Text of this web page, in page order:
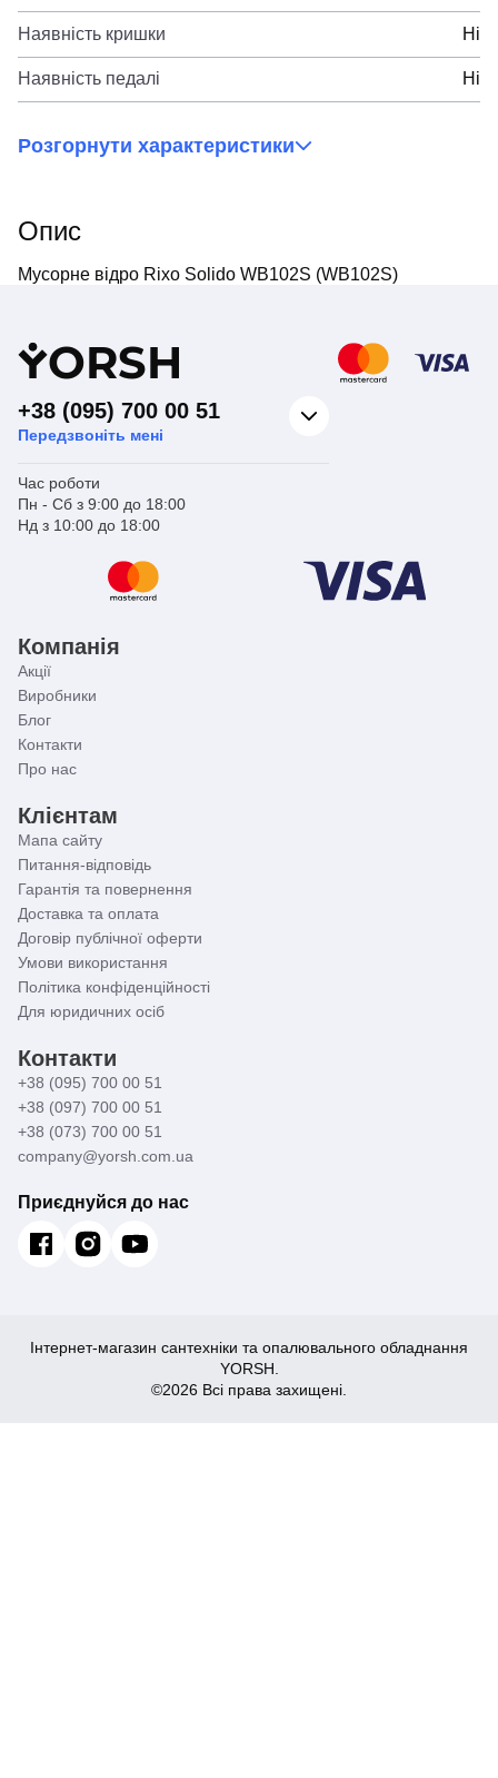
Наявність кришки Ні
Наявність педалі Ні
Розгорнути характеристики
Опис
Мусорне відро Rixo Solido WB102S (WB102S)
YORSH
+38 (095) 700 00 51
Передзвоніть мені
Час роботи
Пн - Сб з 9:00 до 18:00
Нд з 10:00 до 18:00
Компанія
Акції
Виробники
Блог
Контакти
Про нас
Клієнтам
Мапа сайту
Питання-відповідь
Гарантія та повернення
Доставка та оплата
Договір публічної оферти
Умови використання
Політика конфіденційності
Для юридичних осіб
Контакти
+38 (095) 700 00 51
+38 (097) 700 00 51
+38 (073) 700 00 51
company@yorsh.com.ua
Приєднуйся до нас
Інтернет-магазин сантехніки та опалювального обладнання
YORSH.
©2026 Всі права захищені.